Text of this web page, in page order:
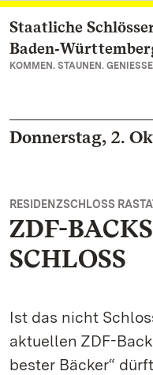
Zum Hauptinhalt
Staatliche
KOMMEN. STAUNEN.
Donnerstag, 2.
RESIDENZSCHLOSS
ZDF-
SCHLOSS
Ist das nicht
aktuellen ZDF-
bester Bäcker“